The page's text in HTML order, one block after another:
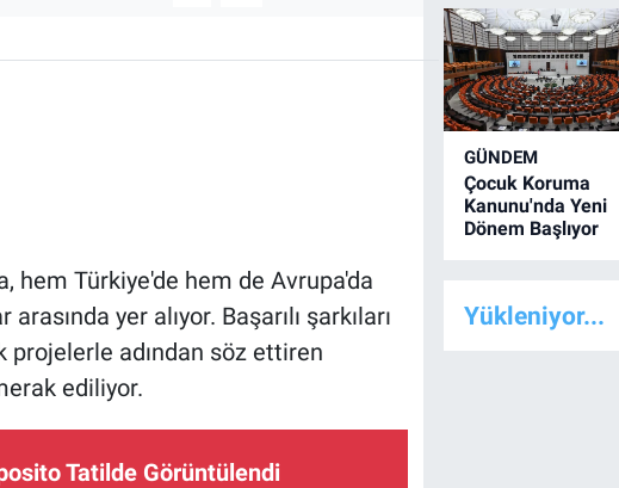
hem Türkiye'de hem de Avrupa'da
yer alıyor. Başarılı şarkıları
adından söz ettiren
ediliyor.
Tatilde Görüntülendi
GÜNDEM
Çocuk Koruma
Kanunu'nda Yeni
Dönem Başlıyor
Yükleniyor...